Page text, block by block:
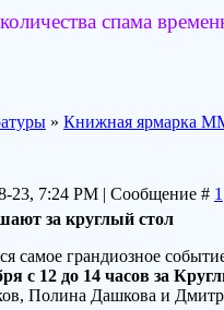
спама
» Книжная ярмарка
23, 7:24 PM | Сообщение # 1
за круглый стол
самое грандиозное
с 12 до 14 часов за
Полина Дашкова и